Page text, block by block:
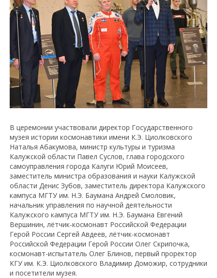
В церемонии участвовали директор Государственного
музея истории космонавтики имени К.Э. Циолковского
Наталья Абакумова, министр культуры и туризма
Калужской области Павел Суслов, глава городского
самоуправления города Калуги Юрий Моисеев,
заместитель министра образования и науки Калужской
области Денис Зубов, заместитель директора Калужского
кампуса МГТУ им. Н.Э. Баумана Андрей Смоловик,
начальник управления по научной деятельности
Калужского кампуса МГТУ им. Н.Э. Баумана Евгений
Вершинин, лётчик-космонавт Российской Федерации
Герой России Сергей Авдеев, лётчик-космонавт
Российской Федерации Герой России Олег Скрипочка,
космонавт-испытатель Олег Блинов, первый проректор
КГУ им. К.Э. Циолковского Владимир Доможир, сотрудники
и посетители музея.